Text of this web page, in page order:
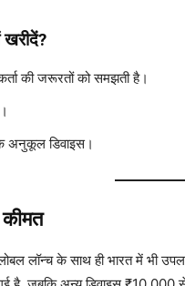
की जरूरतों को समझती है।
अनुकूल डिवाइस।
लॉन्च के साथ ही भारत में भी